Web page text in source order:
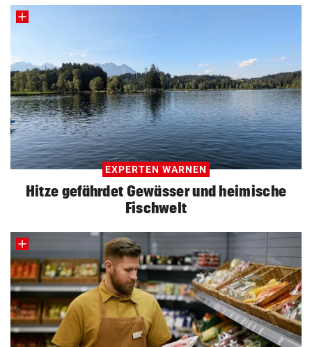
EXPERTEN WARNEN
Hitze gefährdet Gewässer und heimische
Fischwelt